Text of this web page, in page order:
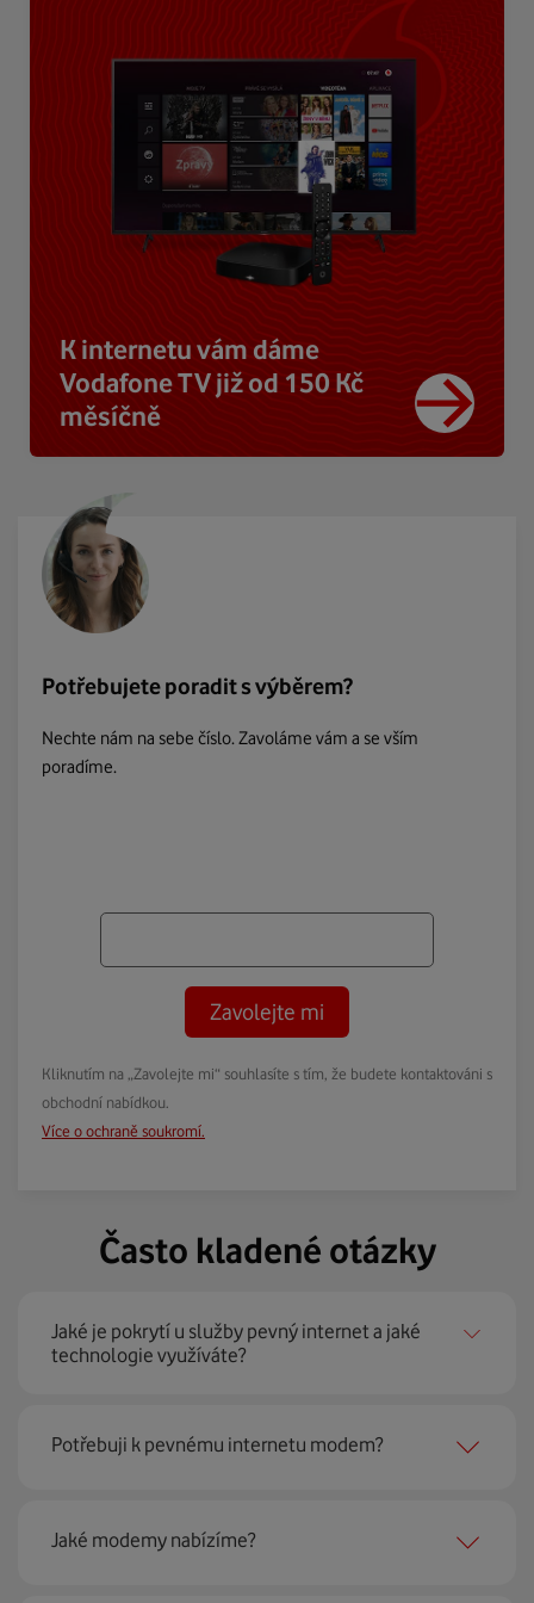
K internetu vám dáme
Vodafone TV již od 150 Kč
měsíčně
Potřebujete poradit s výběrem?
Nechte nám na sebe číslo. Zavoláme vám a se vším
poradíme.
Zavolejte mi
Kliknutím na „Zavolejte mi“ souhlasíte s tím, že budete kontaktováni s
obchodní nabídkou.
Více o ochraně soukromí.
Často kladené otázky
Jaké je pokrytí u služby pevný internet a jaké
technologie využíváte?
Pevný internet můžeme nabídnout
domácností
Potřebuji k pevnému internetu modem?
Ano, potřebujete. Rádi vám ho poskytneme na splátky. U
modemu od Vodafonu navíc garantujeme plnou
Jaké modemy nabízíme?